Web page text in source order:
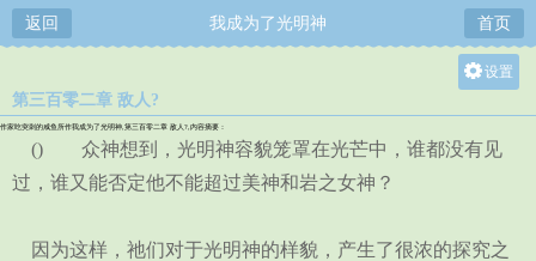
返回 我成为了光明神 首页
设置
大
第三百零二章 敌人?
作家吃突刺的咸鱼所作我成为了光明神,第三百零二章 敌人?,内容摘要：
() 众神想到，光明神容貌笼罩在光芒中，谁都没有见
过，谁又能否定他不能超过美神和岩之女神？
因为这样，祂们对于光明神的样貌，产生了很浓的探究之